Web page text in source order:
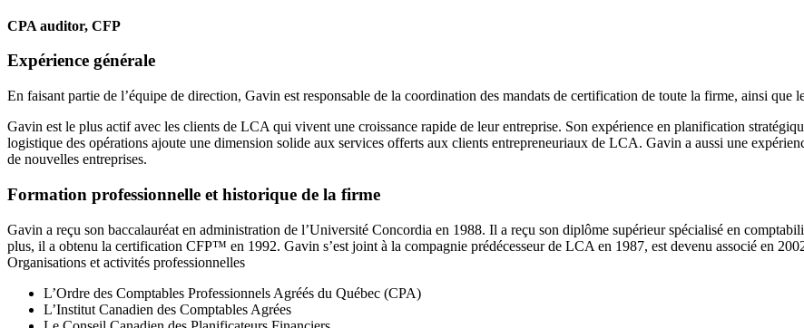
CPA auditor, CFP
Expérience générale
En faisant partie de l’équipe de direction, Gavin est responsable de la coordination des mandats de certification de toute la firme, ainsi que
Gavin est le plus actif avec les clients de LCA qui vivent une croissance rapide de leur entreprise. Son expérience en planification
logistique des opérations ajoute une dimension solide aux services offerts aux clients entrepreneuriaux de LCA. Gavin a aussi une
de nouvelles entreprises.
Formation professionnelle et historique de la firme
Gavin a reçu son baccalauréat en administration de l’Université Concordia en 1988. Il a reçu son diplôme supérieur spécialisé en
plus, il a obtenu la certification CFP™ en 1992. Gavin s’est joint à la compagnie prédécesseur de LCA en 1987, est devenu associé en
Organisations et activités professionnelles
L’Ordre des Comptables Professionnels Agréés du Québec (CPA)
L’Institut Canadien des Comptables Agrées